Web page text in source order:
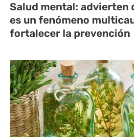
Salud mental: advierten
es un fenómeno
fortalecer la prevención